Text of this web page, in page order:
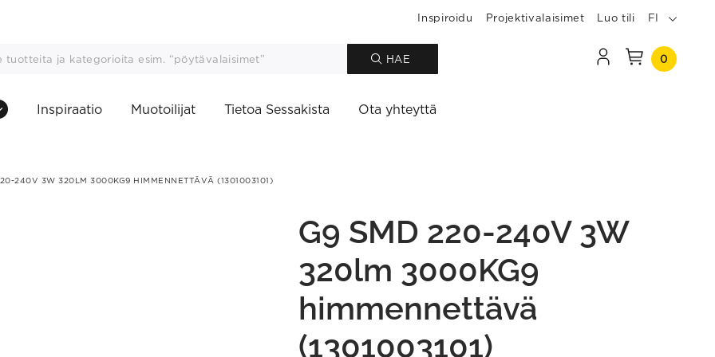
Inspiroidu Projektivalaisimet Luo tili FI
HAE 0
Inspiraatio Muotoilijat Tietoa Sessakista Ota yhteyttä
240V 3W 320LM 3000KG9 HIMMENNETTÄVÄ (1301003101)
G9 SMD 220-240V 3W
320lm 3000KG9
himmennettävä
(1301003101)